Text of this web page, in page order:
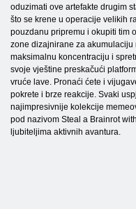
oduzimati ove artefakte drugim
što se krene u operacije velikih
pouzdanu pripremu i okupiti tim
zone dizajnirane za
maksimalnu koncentraciju i
svoje vještine preskačući
vruće lave. Pronaći ćete i
pokrete i brze reakcije. Svaki
najimpresivnije kolekcije
pod nazivom Steal a Brainrot
ljubiteljima aktivnih avantura.